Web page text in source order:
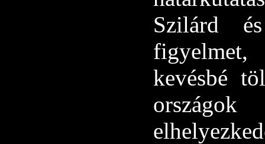
Szilárd
kevésbé